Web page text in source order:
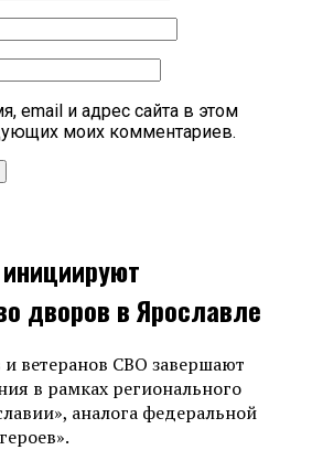
email и адрес сайта в этом
моих комментариев.
дворов в Ярославле
и ветеранов СВО завершают
в рамках регионального
аналога федеральной